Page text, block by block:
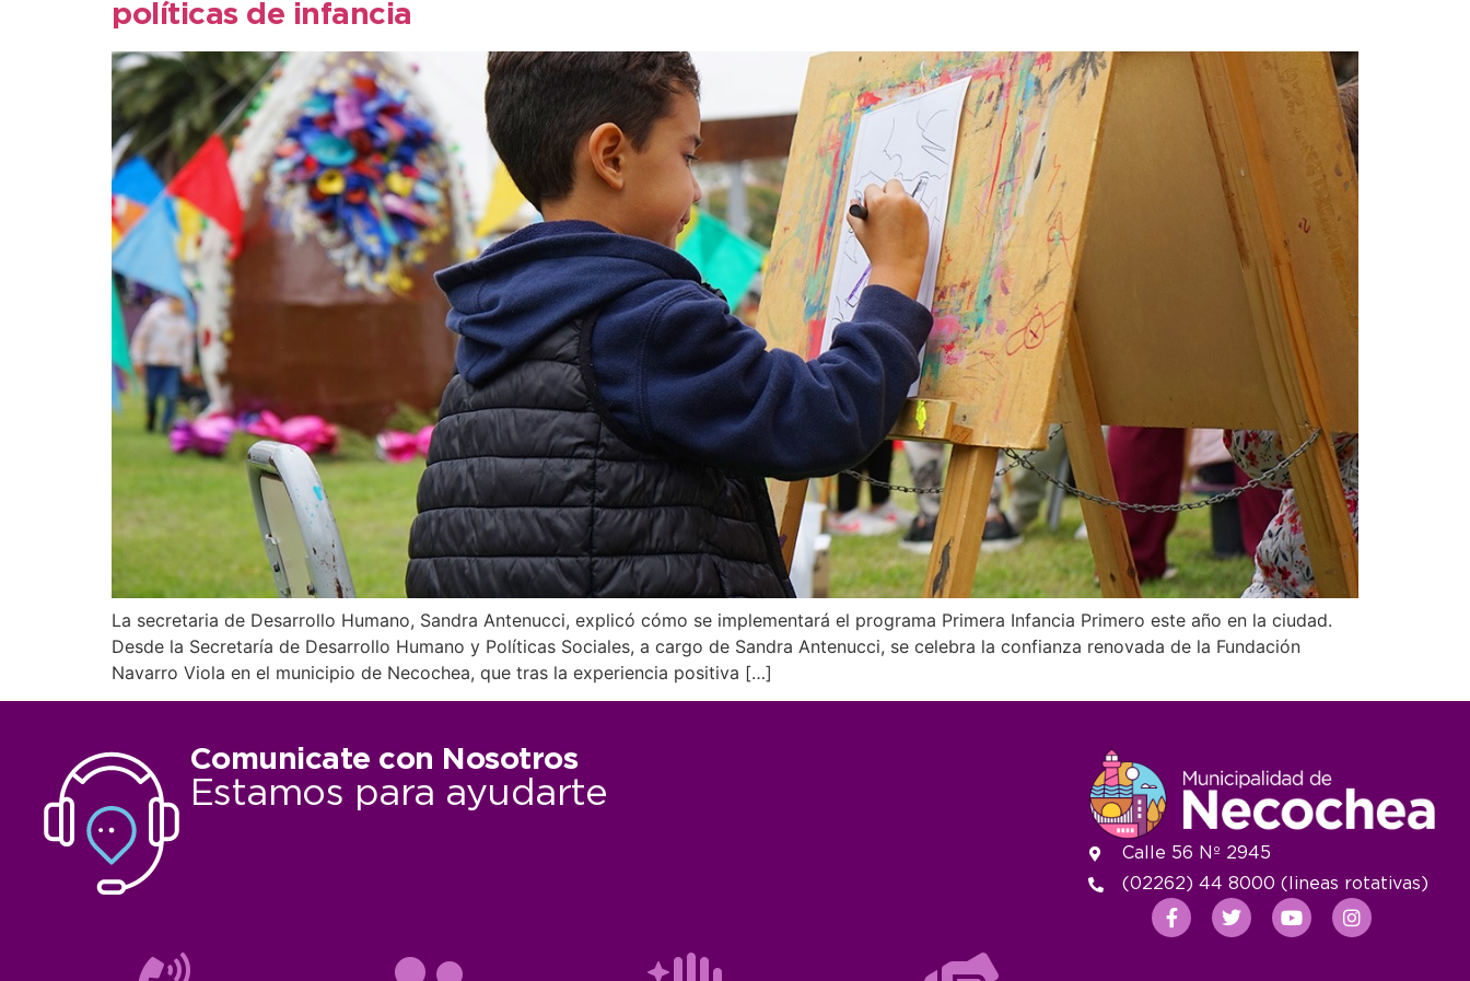
políticas de infancia
La secretaria de Desarrollo Humano, Sandra Antenucci, explicó cómo se implementará el programa Primera Infancia Primero este año en la ciudad.
Desde la Secretaría de Desarrollo Humano y Políticas Sociales, a cargo de Sandra Antenucci, se celebra la confianza renovada de la Fundación
Navarro Viola en el municipio de Necochea, que tras la experiencia positiva […]
Comunicate con Nosotros
Estamos para ayudarte
Calle 56 Nº 2945
(02262) 44 8000 (lineas rotativas)